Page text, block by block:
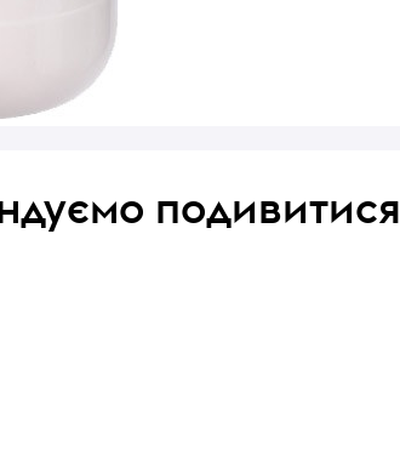
подивитися